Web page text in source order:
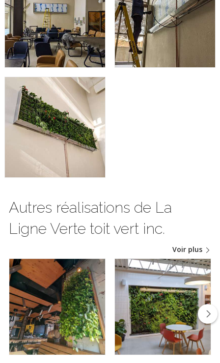
Autres réalisations de La
Ligne Verte toit vert inc.
Voir plus